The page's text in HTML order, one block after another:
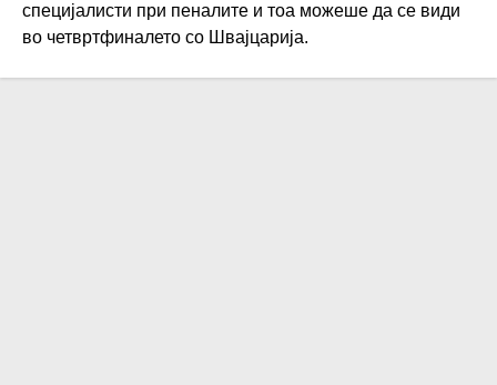
специјалисти при пеналите и тоа можеше да се види
во четвртфиналето со Швајцарија.